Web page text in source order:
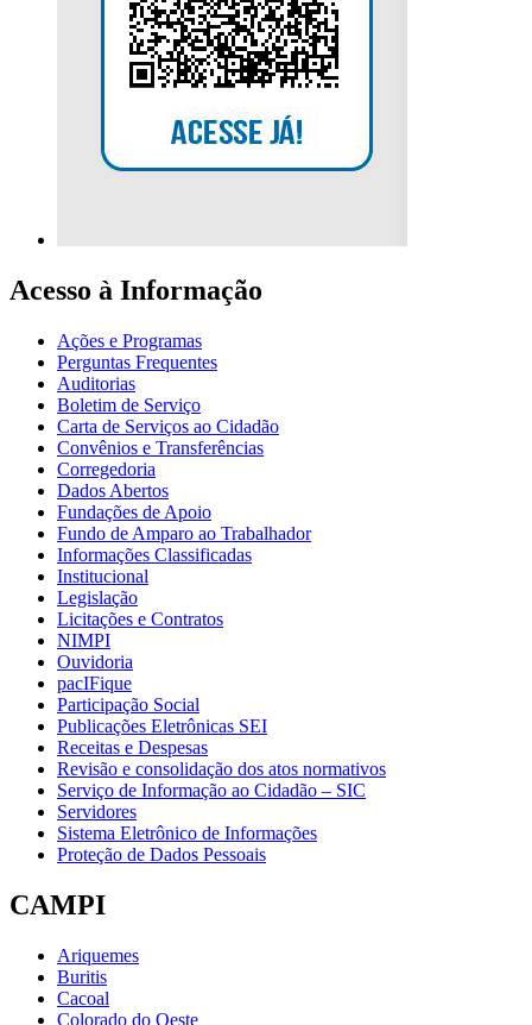
Acesso à Informação
Ações e Programas
Perguntas Frequentes
Auditorias
Boletim de Serviço
Carta de Serviços ao Cidadão
Convênios e Transferências
Corregedoria
Dados Abertos
Fundações de Apoio
Fundo de Amparo ao Trabalhador
Informações Classificadas
Institucional
Legislação
Licitações e Contratos
NIMPI
Ouvidoria
pacIFique
Participação Social
Publicações Eletrônicas SEI
Receitas e Despesas
Revisão e consolidação dos atos normativos
Serviço de Informação ao Cidadão – SIC
Servidores
Sistema Eletrônico de Informações
Proteção de Dados Pessoais
CAMPI
Ariquemes
Buritis
Cacoal
Colorado do Oeste